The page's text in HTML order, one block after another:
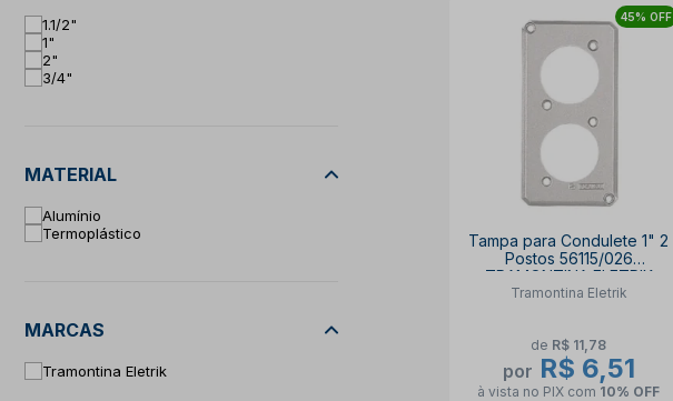
1.1/2"
1"
2"
3/4"
MATERIAL
Alumínio
Termoplástico
MARCAS
Tramontina Eletrik
45% OFF
Tampa para Condulete 1" 2
Postos 56115/026
TRAMONTINA ELETRIK
Tramontina Eletrik
de R$ 11,78
por R$ 6,51
à vista no PIX com 10% OFF